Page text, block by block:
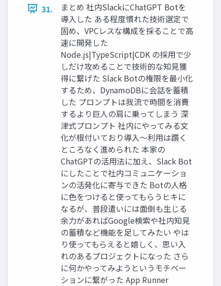
31.
まとめ 社内SlackにChatGPT Botを
導入した ある程度慣れた技術選定で
固め、VPCレスな構成を採ることで高
速に開発した
Node.js|TypeScript|CDK の採用で少
しだけ攻めることで技術的な知見獲
得に繋げた Slack Botの権限を最小化
するため、DynamoDBに会話を蓄積
した プロンプトは我流で時間を消費
するより巨人の肩に乗ってしまう 深
津式プロンプト 社内にやってみる文
化が根付いており導入〜利用は躓く
ところなく進められた 本家の
ChatGPTの活用法に加え、Slack Bot
にしたことで社内コミュニケーショ
ンの活発化に寄与できた Botの人格
に色をつけると使ってもらうヒキに
なるが、普段遣いには面倒も生じる
余力があればGoogle検索や社内知見
の蓄積など機能を足してみたい やは
り使ってもらえると嬉しく、思い入
れのあるプロジェクトになった さら
に何かやってみようというモチベー
ションに繋がった App Runner